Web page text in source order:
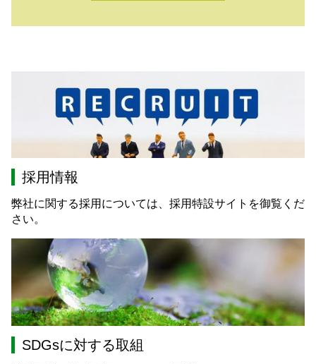
採用情報
弊社に関する採用については、採用特設サイトを御覧くだ
さい。
SDGsに対する取組